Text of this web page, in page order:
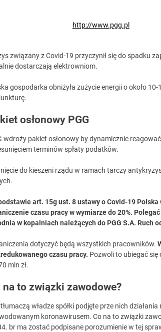
http://www.pgg.pl
związany z Covid-19 przyczynił się do spadku
dostarczają elektrowniom.
gospodarka obniżyła zużycie energii o około
osłonowy PGG
wdroży pakiet osłonowy by dynamicznie
terminów spłaty podatków.
do kieszeni rządu w ramach tarczy
art. 15g ust. 8 ustawy o Covid-19
czasu pracy w wymiarze do 20%.
w kopalniach należących do PGG S.A. Ruch
dotyczyć będą wszystkich pracowników.
czasu pracy. Pozwoli to ubiegać się
mln zł.
na to związki zawodowe?
władze spółki podjęte prze nich
koronawirusem. Co na to związki
br ma zostać podpisane porozumienie w tej